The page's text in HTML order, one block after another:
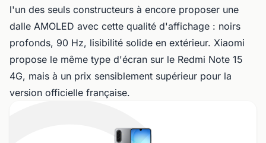
l'un des seuls constructeurs à encore proposer une
dalle AMOLED avec cette qualité d'affichage : noirs
profonds, 90 Hz, lisibilité solide en extérieur. Xiaomi
propose le même type d'écran sur le Redmi Note 15
4G, mais à un prix sensiblement supérieur pour la
version officielle française.